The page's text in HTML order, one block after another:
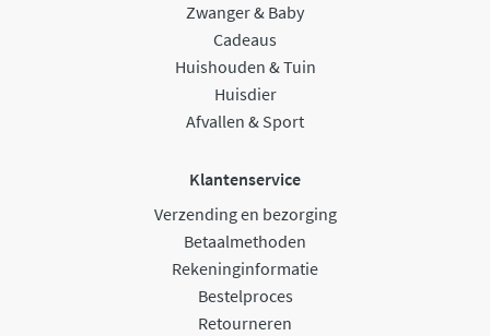
Zwanger & Baby
Cadeaus
Huishouden & Tuin
Huisdier
Afvallen & Sport
Klantenservice
Verzending en bezorging
Betaalmethoden
Rekeninginformatie
Bestelproces
Retourneren